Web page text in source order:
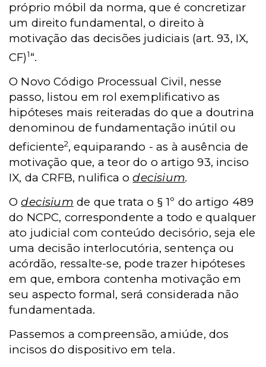
próprio móbil da norma, que é concretizar
um direito fundamental, o direito à
motivação das decisões judiciais (art. 93, IX,
CF)1“.
O Novo Código Processual Civil, nesse
passo, listou em rol exemplificativo as
hipóteses mais reiteradas do que a doutrina
denominou de fundamentação inútil ou
deficiente2, equiparando - as à ausência de
motivação que, a teor do o artigo 93, inciso
IX, da CRFB, nulifica odecisium.
Odecisium de que trata o § 1º do artigo 489
do NCPC, correspondente a todo e qualquer
ato judicial com conteúdo decisório, seja ele
uma decisão interlocutória, sentença ou
acórdão, ressalte-se, pode trazer hipóteses
em que, embora contenha motivação em
seu aspecto formal, será considerada não
fundamentada.
Passemos a compreensão, amiúde, dos
incisos do dispositivo em tela.